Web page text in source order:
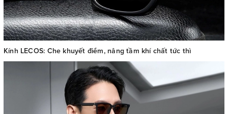
Kính LECOS: Che khuyết điểm, nâng tầm khí chất tức thì